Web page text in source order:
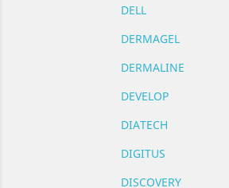
DELL
DERMAGEL
DERMALINE
DEVELOP
DIATECH
DIGITUS
DISCOVERY